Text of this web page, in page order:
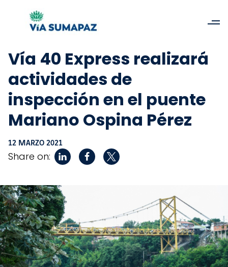
Vía 40 Express realizará
actividades de
inspección en el puente
Mariano Ospina Pérez
12 MARZO 2021
Share on: